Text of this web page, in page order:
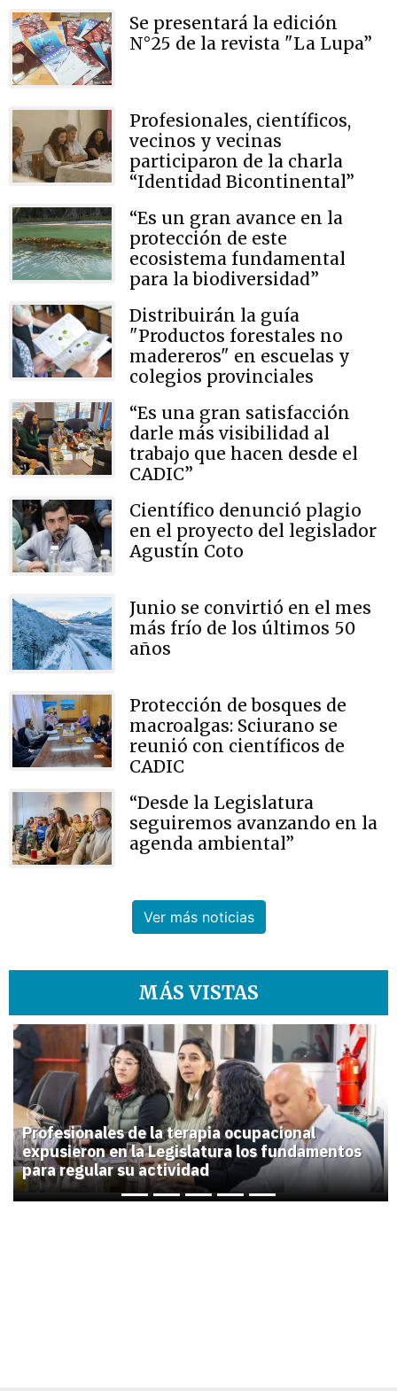
Se presentará la edición
N°25 de la revista "La Lupa”
Profesionales, científicos,
vecinos y vecinas
participaron de la charla
“Identidad Bicontinental”
“Es un gran avance en la
protección de este
ecosistema fundamental
para la biodiversidad”
Distribuirán la guía
"Productos forestales no
madereros" en escuelas y
colegios provinciales
“Es una gran satisfacción
darle más visibilidad al
trabajo que hacen desde el
CADIC”
Científico denunció plagio
en el proyecto del legislador
Agustín Coto
Junio se convirtió en el mes
más frío de los últimos 50
años
Protección de bosques de
macroalgas: Sciurano se
reunió con científicos de
CADIC
“Desde la Legislatura
seguiremos avanzando en la
agenda ambiental”
Ver más noticias
MÁS VISTAS
1
Profesionales de la terapia ocupacional
expusieron en la Legislatura los fundamentos
para regular su actividad
Previous Next